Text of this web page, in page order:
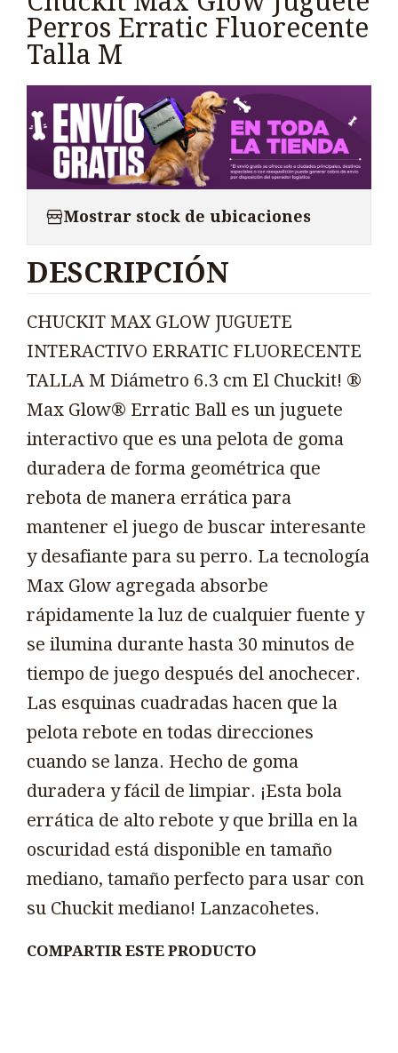
Perros Erratic Fluorecente
Talla M
Mostrar stock de ubicaciones
DESCRIPCIÓN
CHUCKIT MAX GLOW JUGUETE
INTERACTIVO ERRATIC FLUORECENTE
TALLA M Diámetro 6.3 cm El Chuckit! ®
Max Glow® Erratic Ball es un juguete
interactivo que es una pelota de goma
duradera de forma geométrica que
rebota de manera errática para
mantener el juego de buscar interesante
y desafiante para su perro. La tecnología
Max Glow agregada absorbe
rápidamente la luz de cualquier fuente y
se ilumina durante hasta 30 minutos de
tiempo de juego después del anochecer.
Las esquinas cuadradas hacen que la
pelota rebote en todas direcciones
cuando se lanza. Hecho de goma
duradera y fácil de limpiar. ¡Esta bola
errática de alto rebote y que brilla en la
oscuridad está disponible en tamaño
mediano, tamaño perfecto para usar con
su Chuckit mediano! Lanzacohetes.
COMPARTIR ESTE PRODUCTO